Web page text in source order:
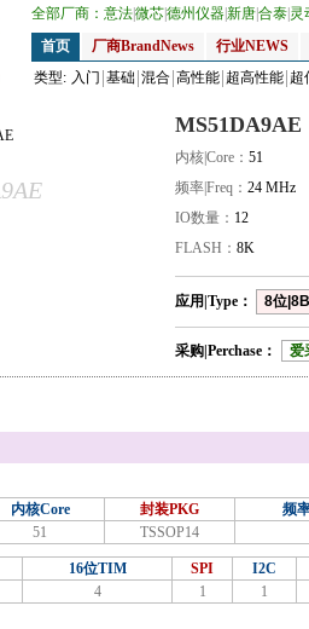
全部厂商： 意法微芯德州仪器新唐合泰 灵
首页
厂商BrandNews
行业NEWS
类型: 入门 基础 混合 高性能 超高性能 超
MS51DA9AE
内核|Core： 51
频率|Freq： 24 MHz
IO数量： 12
FLASH： 8K
应用|Type： 8位
采购|Perchase： 爱
内核Core 封装PKG
频
51 TSSOP14
16位TIM SPI
I2C
4 1 1